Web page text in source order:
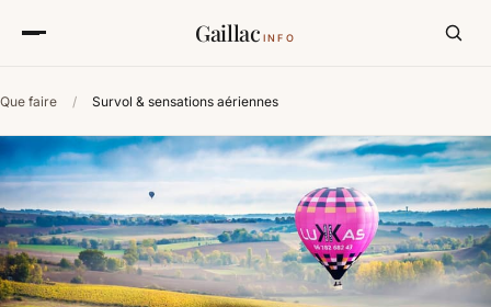
Gaillac INFO
Que faire / Survol & sensations aériennes